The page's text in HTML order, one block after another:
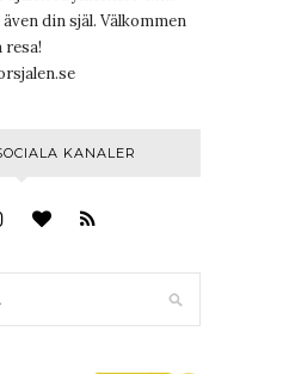
din själ. Välkommen
resa!
KANALER